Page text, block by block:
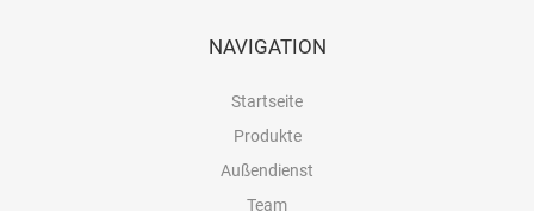
NAVIGATION
Startseite
Produkte
Außendienst
Team